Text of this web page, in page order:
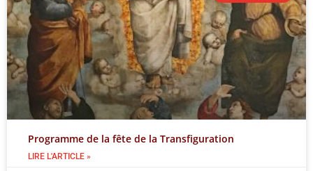
Programme de la fête de la Transfiguration
LIRE L'ARTICLE »